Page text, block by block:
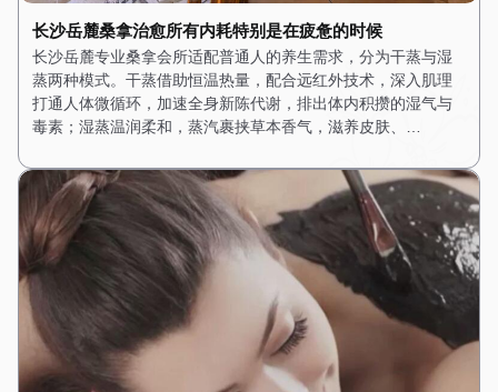
长沙岳麓桑拿治愈所有内耗特别是在疲惫的时候
长沙岳麓专业桑拿会所适配普通人的养生需求，分为干蒸与湿
蒸两种模式。干蒸借助恒温热量，配合远红外技术，深入肌理
打通人体微循环，加速全身新陈代谢，排出体内积攒的湿气与
毒素；湿蒸温润柔和，蒸汽裹挟草本香气，滋养皮肤、…